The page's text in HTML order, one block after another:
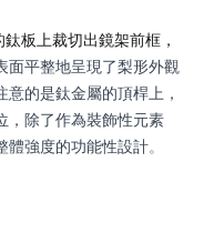
板上裁切出鏡架前框，
面平整地呈現了梨形外觀
意的是鈦金屬的頂桿上，
，除了作為裝飾性元素
體強度的功能性設計。